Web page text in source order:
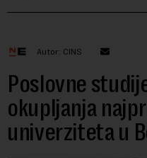
Autor: CINS
Poslovne
okupljanja
univerziteta u